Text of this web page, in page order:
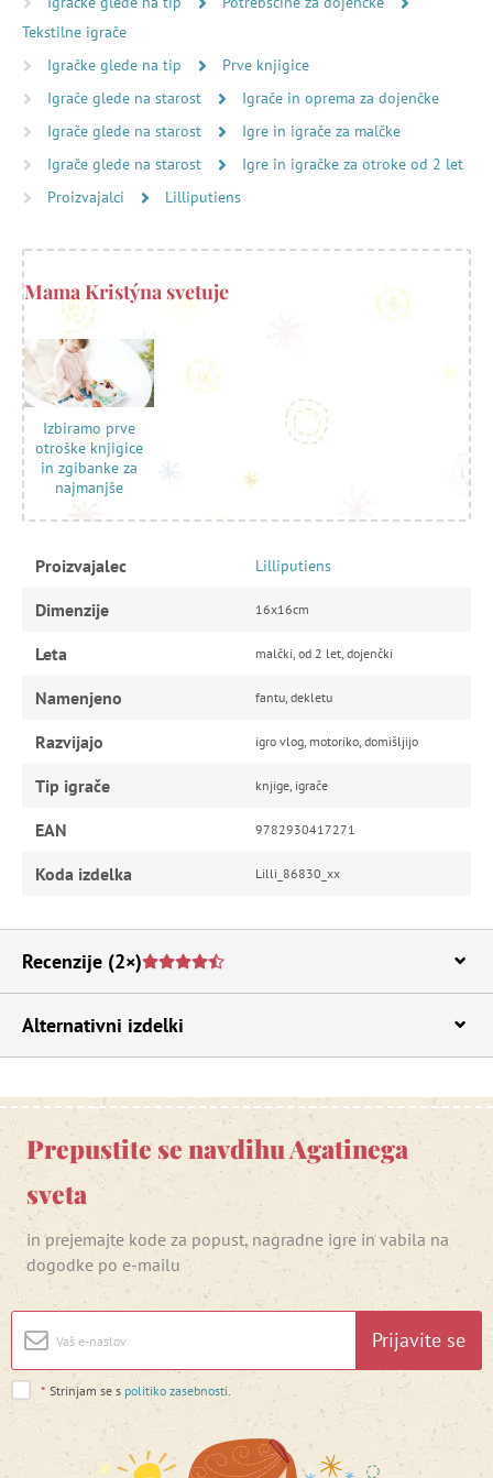
Tekstilne igrače
Igračke glede na tip
Prve knjigice
Igrače glede na starost
Igrače in oprema za dojenčke
Igrače glede na starost
Igre in igrače za malčke
Igrače glede na starost
Igre in igračke za otroke od 2 let
Proizvajalci
Lilliputiens
Mama Kristýna svetuje
Izbiramo prve
otroške knjigice
in zgibanke za
najmanjše
Proizvajalec Lilliputiens
Dimenzije 16x16cm
Leta malčki, od 2 let, dojenčki
Namenjeno fantu, dekletu
Razvijajo igro vlog, motoriko, domišljijo
Tip igrače knjige, igrače
EAN 9782930417271
Koda izdelka Lilli_86830_xx
Recenzije (2×)
Alternativni izdelki
Prepustite se navdihu Agatinega
sveta
in prejemajte kode za popust, nagradne igre in vabila na
dogodke po e-mailu
Prijavite se
* Strinjam se s politiko zasebnosti.